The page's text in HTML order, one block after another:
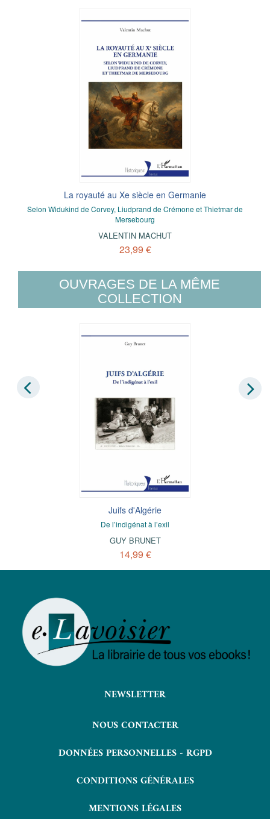
La royauté au Xe siècle en Germanie
Selon Widukind de Corvey, Liudprand de Crémone et Thietmar de
Mersebourg
VALENTIN MACHUT
23,99 €
OUVRAGES DE LA MÊME
COLLECTION
Juifs d'Algérie
De l’indigénat à l’exil
GUY BRUNET
14,99 €
NEWSLETTER
NOUS CONTACTER
DONNÉES PERSONNELLES - RGPD
CONDITIONS GÉNÉRALES
MENTIONS LÉGALES